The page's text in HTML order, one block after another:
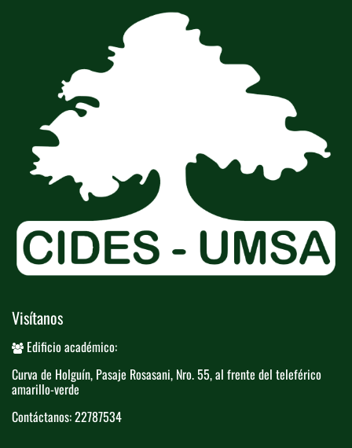
Visítanos
Edificio académico:
Curva de Holguín, Pasaje Rosasani, Nro. ​55, al frente del teleférico​
amarillo-verde
Contáctanos: 22787534